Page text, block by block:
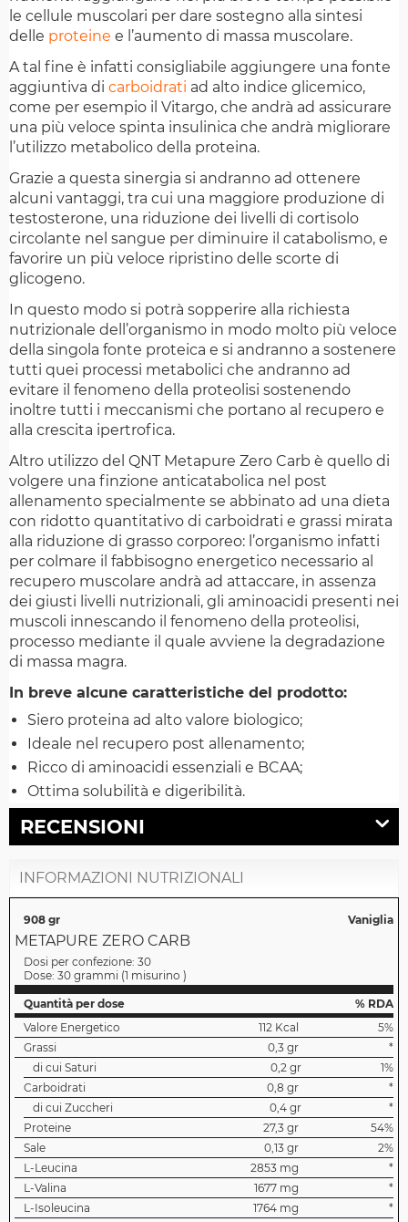
le cellule muscolari per dare sostegno alla sintesi
delle proteine e l’aumento di massa muscolare.
A tal fine è infatti consigliabile aggiungere una fonte
aggiuntiva di carboidrati ad alto indice glicemico,
come per esempio il Vitargo, che andrà ad assicurare
una più veloce spinta insulinica che andrà migliorare
l’utilizzo metabolico della proteina.
Grazie a questa sinergia si andranno ad ottenere
alcuni vantaggi, tra cui una maggiore produzione di
testosterone, una riduzione dei livelli di cortisolo
circolante nel sangue per diminuire il catabolismo, e
favorire un più veloce ripristino delle scorte di
glicogeno.
In questo modo si potrà sopperire alla richiesta
nutrizionale dell’organismo in modo molto più veloce
della singola fonte proteica e si andranno a sostenere
tutti quei processi metabolici che andranno ad
evitare il fenomeno della proteolisi sostenendo
inoltre tutti i meccanismi che portano al recupero e
alla crescita ipertrofica.
Altro utilizzo del QNT Metapure Zero Carb è quello di
volgere una finzione anticatabolica nel post
allenamento specialmente se abbinato ad una dieta
con ridotto quantitativo di carboidrati e grassi mirata
alla riduzione di grasso corporeo: l’organismo infatti
per colmare il fabbisogno energetico necessario al
recupero muscolare andrà ad attaccare, in assenza
dei giusti livelli nutrizionali, gli aminoacidi presenti nei
muscoli innescando il fenomeno della proteolisi,
processo mediante il quale avviene la degradazione
di massa magra.
In breve alcune caratteristiche del prodotto:
Siero proteina ad alto valore biologico;
Ideale nel recupero post allenamento;
Ricco di aminoacidi essenziali e BCAA;
Ottima solubilità e digeribilità.
RECENSIONI
INFORMAZIONI NUTRIZIONALI
908 gr Vaniglia
METAPURE ZERO CARB
Dosi per confezione: 30
Dose: 30 grammi (1 misurino )
Quantità per dose
% RDA
Valore Energetico
112 Kcal
5%
Grassi
0,3 gr
*
di cui Saturi
0,2 gr
1%
Carboidrati
0,8 gr
*
di cui Zuccheri
0,4 gr
*
Proteine
27,3 gr
54%
Sale
0,13 gr
2%
L-Leucina
2853 mg
*
L-Valina
1677 mg
*
L-Isoleucina
1764 mg *